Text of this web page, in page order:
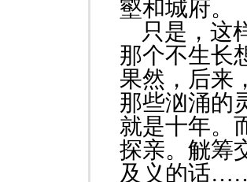
壑和城府。
只是，这
那个不生长
果然，后来
那些汹涌的
就是十年。
探亲。觥筹
及义的话